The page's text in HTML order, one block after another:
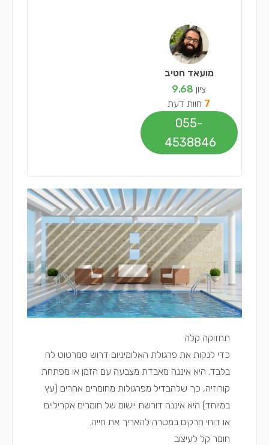
מועאד חטיב
ציון 9.68
7 חוות דעת
055-
4538846
תחזוקה קלה
כדי לנקות את פרגולת האלומיניום דרוש סמרטוט לח
בלבד. היא איננה מאבדת מצבעה עם הזמן או מפתחת
קורוזיה, כך שלהבדיל מפרגולות מחומרים אחרים (עץ
במיוחד) היא איננה דורשת יישום של חומרים אקריליים
או דוחי חרקים במטרה להאריך את חייה.
חומר קל לעיצוב